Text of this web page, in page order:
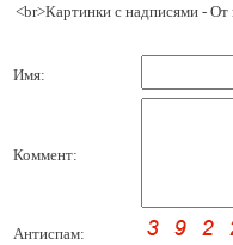
<br>Картинки с надписями -
Имя:
Коммент:
Антиспам: